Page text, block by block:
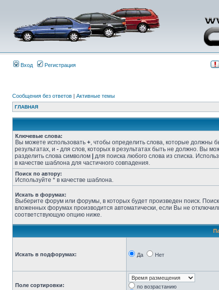
Вход Регистрация
Сообщения без ответов | Активные темы
ГЛАВНАЯ
Ключевые слова:
Вы можете использовать +, чтобы определить слова, которые должны
результатах, и - для слов, которых в результатах быть не должно. Вы
разделить слова символом
для поиска любого слова из списка.
в качестве шаблона для частичного совпадения.
Поиск по автору:
Используйте * в качестве шаблона.
Искать в форумах:
Выберите форум или форумы, в которых будет произведен поиск.
вложенных форумах производится автоматически, если Вы не
соответствующую опцию ниже.
Искать в подфорумах: Да Нет
Поле сортировки:
по возрастанию